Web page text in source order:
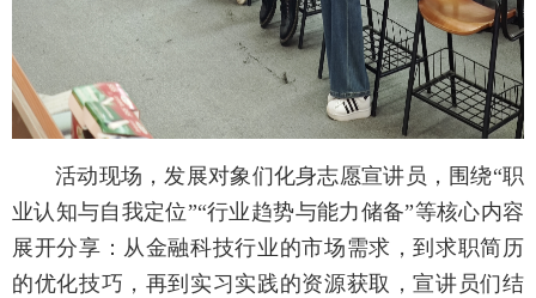
活动现场，发展对象们化身志愿宣讲员，围绕“职
业认知与自我定位”“行业趋势与能力储备”等核心内容
展开分享：从金融科技行业的市场需求，到求职简历
的优化技巧，再到实习实践的资源获取，宣讲员们结